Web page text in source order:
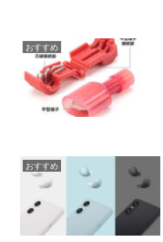
おすすめ
おすすめ